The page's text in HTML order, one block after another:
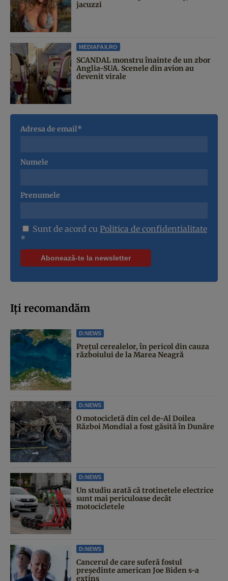
jacuzzi
MEDIAFAX.RO
SCANDAL monstru înainte de un zbor
Anglia-SUA. Scenele din avion au
devenit virale
Adresa de email*
Numele
Prenumele
Sunt de acord cu Politica de confidentialitate
*
Iți recomandăm
D:NEWS
Prețul cerealelor, în pericol din cauza
războiului de la Marea Neagră
D:NEWS
O motocicletă din cel de-Al Doilea
Război Mondial a fost găsită în Dunăre
D:NEWS
Un studiu arată că trotinetele electrice
sunt mai periculoase decât
motocicletele
D:NEWS
Cancerul de care suferă fostul
președinte american Joe Biden s-a
extins